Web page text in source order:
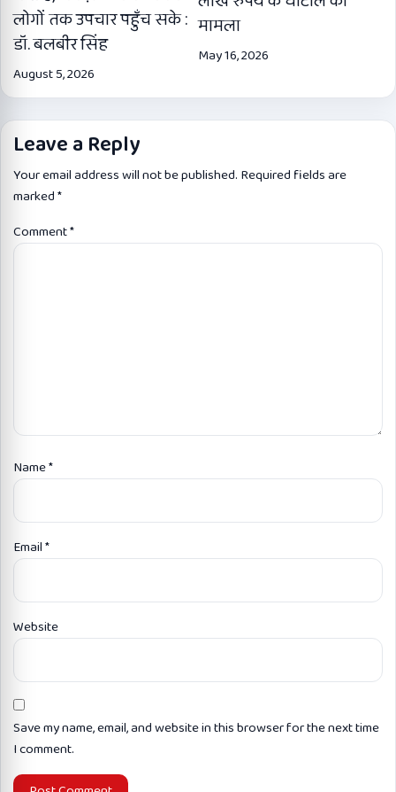
लोगों तक उपचार पहुँच सके :
डॉ. बलबीर सिंह
August 5, 2026
मामला
May 16, 2026
Leave a Reply
Your email address will not be published. Required fields are
marked*
Comment*
Name*
Email*
Website
Save my name, email, and website in this browser for the next time
I comment.